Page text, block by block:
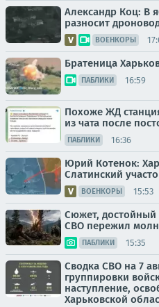
Александр Коц: В
разносит
ВОЕНКОРЫ
Братеница
ПАБЛИКИ 16:59
Похоже ЖД
из чата после
ПАБЛИКИ 16:36
Юрий Котенок:
Слатинский
ВОЕНКОРЫ 15:53
Сюжет, достойный
СВО пережил
ПАБЛИКИ 15:35
Сводка СВО на 7
группировки
наступление,
Харьковской